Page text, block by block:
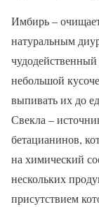
Имбирь –
натуральным
чудодейственный
небольшой
выпивать их до
Свекла –
бетацианинов,
на химический
нескольких
присутствием